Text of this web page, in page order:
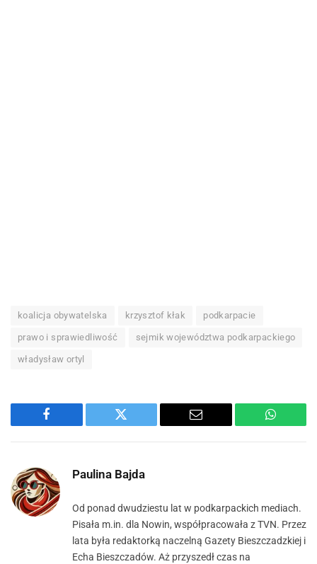
koalicja obywatelska krzysztof kłak podkarpacie
prawo i sprawiedliwość sejmik województwa podkarpackiego
władysław ortyl
Facebook Twitter Email
Paulina Bajda
Od ponad dwudziestu lat w podkarpackich mediach.
Pisała m.in. dla Nowin, współpracowała z TVN. Przez
lata była redaktorką naczelną Gazety Bieszczadzkiej i
Echa Bieszczadów. Aż przyszedł czas na